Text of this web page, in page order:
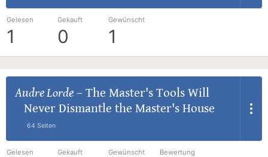
Gelesen
1
Gekauft
0
Gewünscht
1
Audre Lorde– The Master's Tools Will
Never Dismantle the Master's House
64 Seiten
Gelesen Gekauft Gewünscht Bewertung